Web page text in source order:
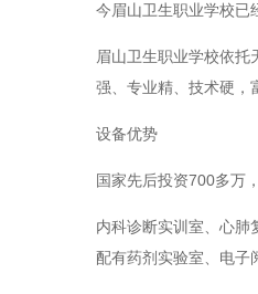
今眉山卫生职业学校已
眉山卫生职业学校依托
强、专业精、技术硬，
设备优势
国家先后投资700多万
内科诊断实训室、心肺
配有药剂实验室、电子